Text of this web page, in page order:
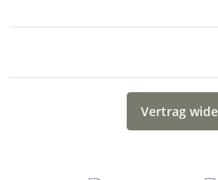
Vertrag